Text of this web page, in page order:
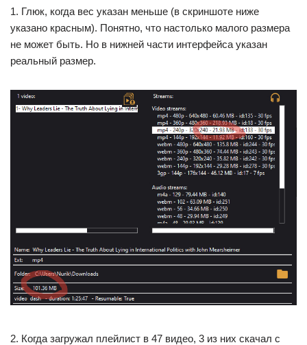
1. Глюк, когда вес указан меньше (в скриншоте ниже
указано красным). Понятно, что настолько малого размера
не может быть. Но в нижней части интерфейса указан
реальный размер.
2. Когда загружал плейлист в 47 видео, 3 из них скачал с